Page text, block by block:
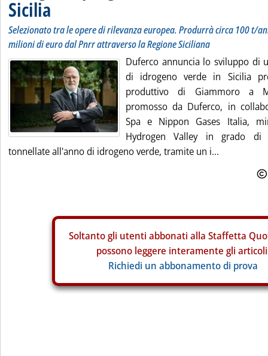
Sicilia
Selezionato tra le opere di rilevanza europea. Produrrà circa 100 t/
milioni di euro dal Pnrr attraverso la Regione Siciliana
Duferco annuncia lo sviluppo di
di idrogeno verde in Sicilia
produttivo di Giammoro a
promosso da Duferco, in
Spa e Nippon Gases Italia,
Hydrogen Valley in grado
tonnellate all'anno di idrogeno verde, tramite un i...
Soltanto gli utenti abbonati alla Staffetta
possono leggere interamente gli
Richiedi un abbonamento di prova